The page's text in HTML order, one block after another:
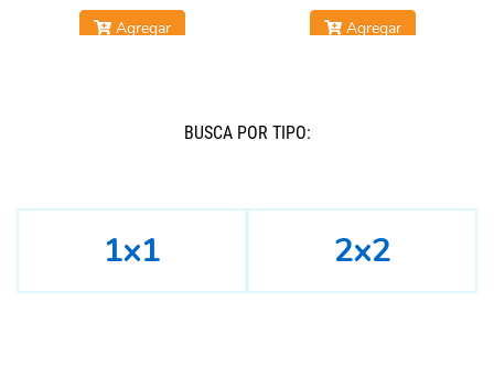
Agregar Agregar
BUSCÁ POR TIPO:
1x1 2x2